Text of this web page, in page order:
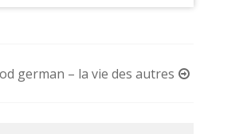
german – la vie des autres